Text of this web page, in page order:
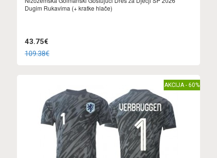
Dugim Rukavima (+ kratke hlače)
43.75€
109.38€
AKCIJA - 60%